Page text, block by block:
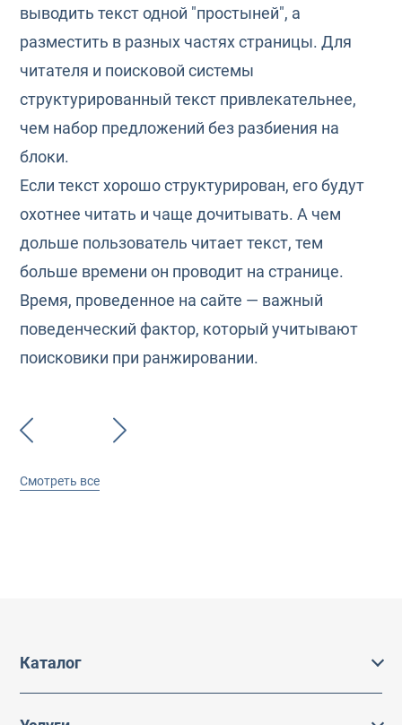
выводить текст одной "простыней", а
разместить в разных частях страницы. Для
читателя и поисковой системы
структурированный текст привлекательнее,
чем набор предложений без разбиения на
блоки.
Если текст хорошо структурирован, его будут
охотнее читать и чаще дочитывать. А чем
дольше пользователь читает текст, тем
больше времени он проводит на странице.
Время, проведенное на сайте — важный
поведенческий фактор, который учитывают
поисковики при ранжировании.
Смотреть все
Каталог
Каталог